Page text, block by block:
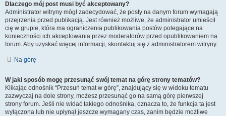
Dlaczego mój post musi być akceptowany?
Administrator witryny mógł zadecydować, że posty na danym forum wymagają
przejrzenia przed publikacją. Jest również możliwe, że administrator umieścił
cię w grupie, która ma ograniczenia publikowania postów polegające na
konieczności ich akceptowania przez moderatorów przed opublikowaniem na
forum. Aby uzyskać więcej informacji, skontaktuj się z administratorem witryny.
Na górę
W jaki sposób mogę przesunąć swój temat na górę strony tematów?
Klikając odnośnik “Przesuń temat w górę”, znajdujący się w widoku tematu
zazwyczaj na dole strony, możesz przesunąć go na samą górę pierwszej
strony forum. Jeśli nie widać takiego odnośnika, oznacza to, że funkcja ta jest
wyłączona lub nie upłynął jeszcze wymagany czas, zanim będzie możliwe